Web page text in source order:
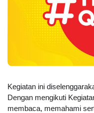
Kegiatan ini
Dengan mengikuti
membaca, memahami